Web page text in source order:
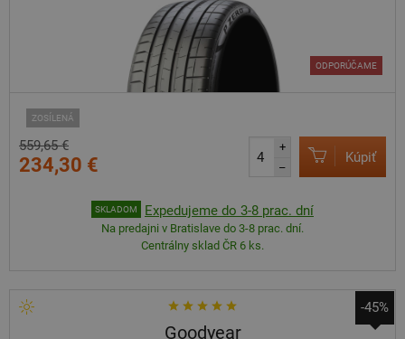
ZOSÍLENÁ
ODPORÚČAME
559,65 €
234,30 €
+
–
Kúpiť
SKLADOM Expedujeme do 3-8 prac. dní
Na predajni v Bratislave do 3-8 prac. dní.
Centrálny sklad ČR 6 ks.
-45%
Goodyear